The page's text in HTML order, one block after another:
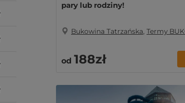
pary lub rodziny!
Bukowina Tatrzańska, Termy
od 188zł